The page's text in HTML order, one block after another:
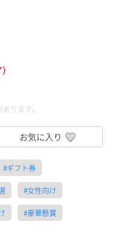
ります。
お気に入り
#ギフト券
#女性向け
#豪華懸賞